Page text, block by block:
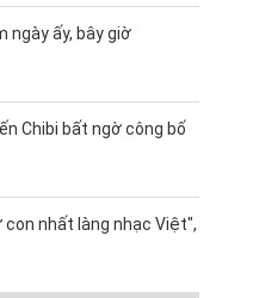
ngày ấy, bây giờ
Chibi bất ngờ công bố
con nhất làng nhạc Việt",